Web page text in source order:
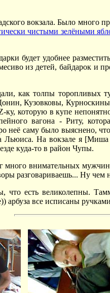
вокзала. Было
чистыми зелёными
будет удобнее
из детей,
как толпы торопливых
Кузовковы,
которую в купе
вагона - Риту,
саму было выяснено,
На вокзале я [Миша
куда-то в район Чупы.
внимательных
разговариваешь... Ну чем
есть великолепны.
арбуза все исписаны